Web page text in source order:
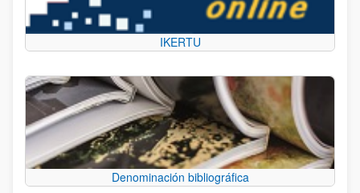
IKERTU
Denominación bibliográfica